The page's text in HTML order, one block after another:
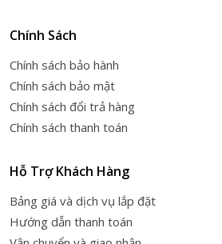
Chính Sách
Chính sách bảo hành
Chính sách bảo mật
Chính sách đổi trả hàng
Chính sách thanh toán
Hỗ Trợ Khách Hàng
Bảng giá và dịch vụ lắp đặt
Hướng dẫn thanh toán